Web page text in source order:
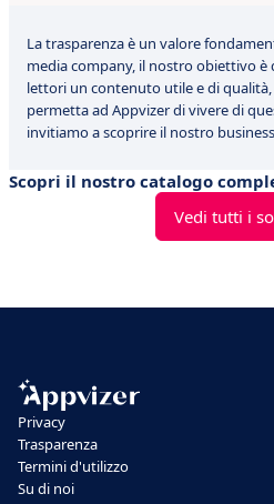
La trasparenza è un valore
media company, il nostro obiettivo
lettori un contenuto utile e di
permetta ad Appvizer di vivere di
invitiamo a scoprire il nostro
Scopri il nostro catalogo
Vedi tutti i
Privacy
Trasparenza
Termini d'utilizzo
Su di noi